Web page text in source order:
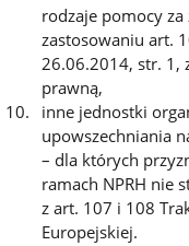
rodzaje pomocy
zastosowaniu art.
26.06.2014, str. 1,
prawną,
inne jednostki
upowszechniania
– dla których
ramach NPRH nie
z art. 107 i 108
Europejskiej.